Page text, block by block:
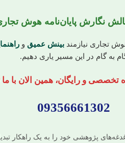
نگارش پایان‌نامه هوش
تجاری نیازمند بینش عمیق و
به گام در این مسیر یاری دهیم.
تخصصی و رایگان، همین الان با
09356661302
پژوهشی خود را به یک راهکار